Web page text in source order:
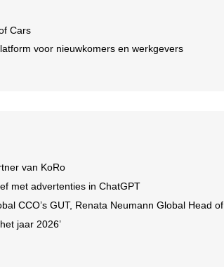
Cars
voor nieuwkomers en werkgevers
van KoRo
met advertenties in ChatGPT
GUT, Renata Neumann Global Head of Production
jaar 2026’